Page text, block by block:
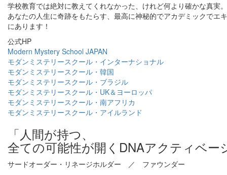
学校教育では絶対に教えてくれなかった、けれど何より確かな真実。
あなたの人生に奇跡をもたらす、最高に神秘的でアカデミックでエ
にあります！
公式HP
Modern Mystery School JAPAN
モダンミステリースクール・インターナショナル
モダンミステリースクール・韓国
モダンミステリースクール・ブラジル
モダンミステリースクール・UK＆ヨーロッパ
モダンミステリースクール・南アフリカ
モダンミステリースクール・アイルランド
「人間が持つ、
全ての可能性が開くDNAアクティベー
サードオーダー・リネージホルダー ／ ファウンダー